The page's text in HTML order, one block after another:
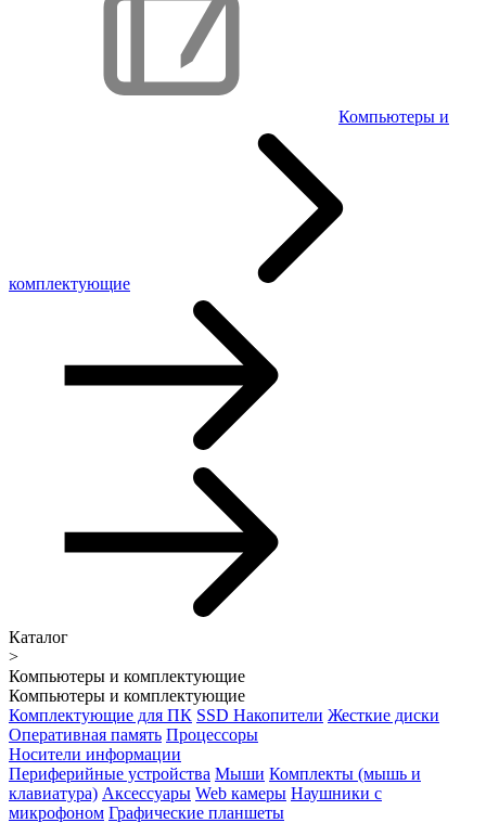
Компьютеры и
комплектующие
Каталог
>
Компьютеры и комплектующие
Компьютеры и комплектующие
Комплектующие для ПК SSD Накопители Жесткие диски
Оперативная память Процессоры
Носители информации
Периферийные устройства Мыши Комплекты (мышь и
клавиатура) Аксессуары Web камеры Наушники с
микрофоном Графические планшеты